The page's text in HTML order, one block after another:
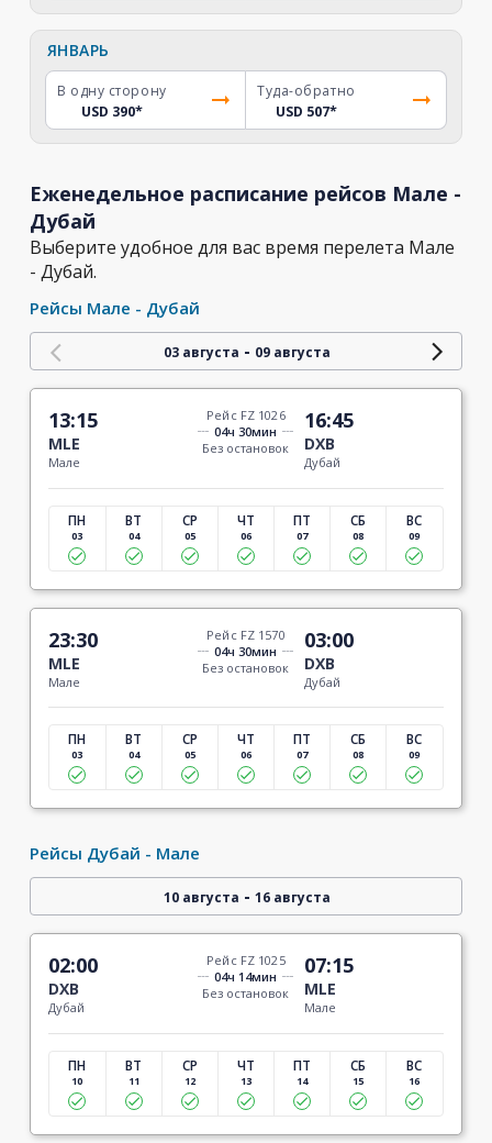
ЯНВАРЬ
В одну сторону
USD 390*
Туда-обратно
USD 507*
Еженедельное расписание рейсов Мале -
Дубай
Выберите удобное для вас время перелета Мале
- Дубай.
Рейсы Мале - Дубай
03 августа - 09 августа
13:15
MLE
Мале
Рейс FZ 1026
04ч 30мин
Без остановок
16:45
DXB
Дубай
ПН
03
ВТ
04
СР
05
ЧТ
06
ПТ
07
СБ
08
ВС
09
23:30
MLE
Мале
Рейс FZ 1570
04ч 30мин
Без остановок
03:00
DXB
Дубай
ПН
03
ВТ
04
СР
05
ЧТ
06
ПТ
07
СБ
08
ВС
09
Рейсы Дубай - Мале
10 августа - 16 августа
02:00
DXB
Дубай
Рейс FZ 1025
04ч 14мин
Без остановок
07:15
MLE
Мале
ПН
10
ВТ
11
СР
12
ЧТ
13
ПТ
14
СБ
15
ВС
16